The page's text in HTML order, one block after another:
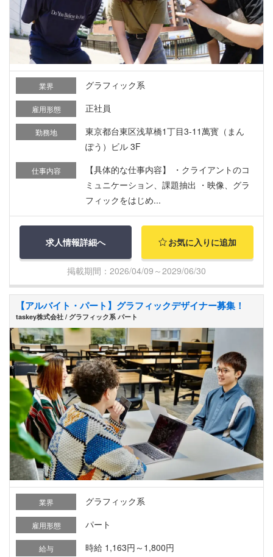
業界 グラフィック系
雇用形態 正社員
勤務地
東京都台東区浅草橋1丁目3-11萬寳（まん
ぽう）ビル 3F
仕事内容
【具体的な仕事内容】 ・クライアントのコ
ミュニケーション、課題抽出 ・映像、グラ
フィックをはじめ...
求人情報詳細へ お気に入りに追加
掲載期間：2026/04/09～2029/06/30
【アルバイト・パート】グラフィックデザイナー募集！
taskey株式会社 / グラフィック系 パート
業界 グラフィック系
雇用形態 パート
給与 時給 1,163円～1,800円